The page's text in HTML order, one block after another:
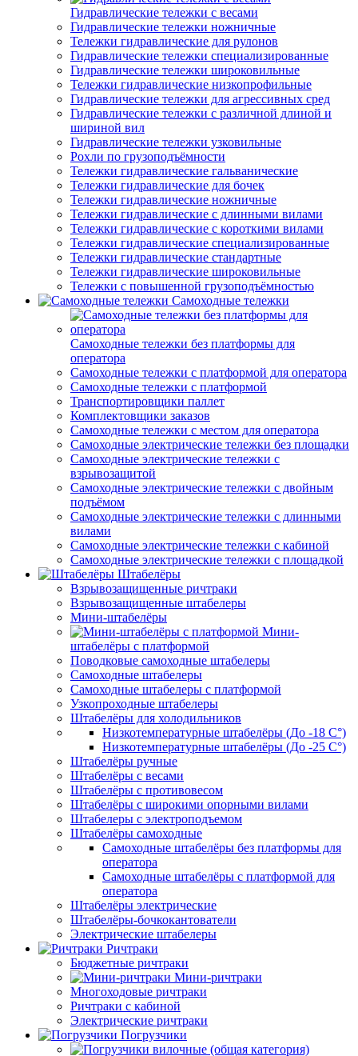
Гидравлические тележки с весами
Гидравлические тележки ножничные
Тележки гидравлические для рулонов
Гидравлические тележки специализированные
Гидравлические тележки широковильные
Тележки гидравлические низкопрофильные
Гидравлические тележки для агрессивных сред
Гидравлические тележки с различной длиной и
шириной вил
Гидравлические тележки узковильные
Рохли по грузоподъёмности
Тележки гидравлические гальванические
Тележки гидравлические для бочек
Тележки гидравлические ножничные
Тележки гидравлические с длинными вилами
Тележки гидравлические с короткими вилами
Тележки гидравлические специализированные
Тележки гидравлические стандартные
Тележки гидравлические широковильные
Тележки с повышенной грузоподъёмностью
Самоходные тележки
Самоходные тележки без платформы для
оператора
Самоходные тележки с платформой для оператора
Самоходные тележки с платформой
Транспортировщики паллет
Комплектовщики заказов
Самоходные тележки с местом для оператора
Самоходные электрические тележки без площадки
Самоходные электрические тележки с
взрывозащитой
Самоходные электрические тележки с двойным
подъёмом
Самоходные электрические тележки с длинными
вилами
Самоходные электрические тележки с кабиной
Самоходные электрические тележки с площадкой
Штабелёры
Взрывозащищенные ричтраки
Взрывозащищенные штабелеры
Мини-штабелёры
Мини-
штабелёры с платформой
Поводковые самоходные штабелеры
Самоходные штабелеры
Самоходные штабелеры с платформой
Узкопроходные штабелеры
Штабелёры для холодильников
Низкотемпературные штабелёры (До -18 C°)
Низкотемпературные штабелёры (До -25 C°)
Штабелёры ручные
Штабелёры с весами
Штабелёры с противовесом
Штабелёры с широкими опорными вилами
Штабелеры с электроподъемом
Штабелёры самоходные
Самоходные штабелёры без платформы для
оператора
Самоходные штабелёры с платформой для
оператора
Штабелёры электрические
Штабелёры-бочкокантователи
Электрические штабелеры
Ричтраки
Бюджетные ричтраки
Мини-ричтраки
Многоходовые ричтраки
Ричтраки с кабиной
Электрические ричтраки
Погрузчики